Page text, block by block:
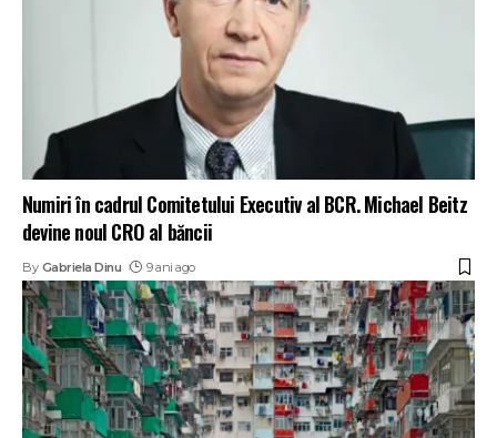
Numiri în cadrul Comitetului Executiv al BCR. Michael Beitz
devine noul CRO al băncii
By Gabriela Dinu 9 ani ago